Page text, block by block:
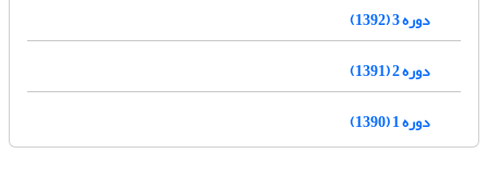
دوره 3 (1392)
دوره 2 (1391)
دوره 1 (1390)